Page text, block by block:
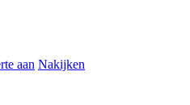
aan Nakijken